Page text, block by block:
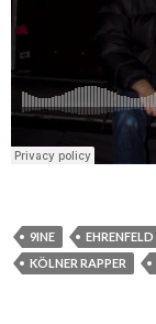
9INE EHRENFELD
KÖLNER RAPPER